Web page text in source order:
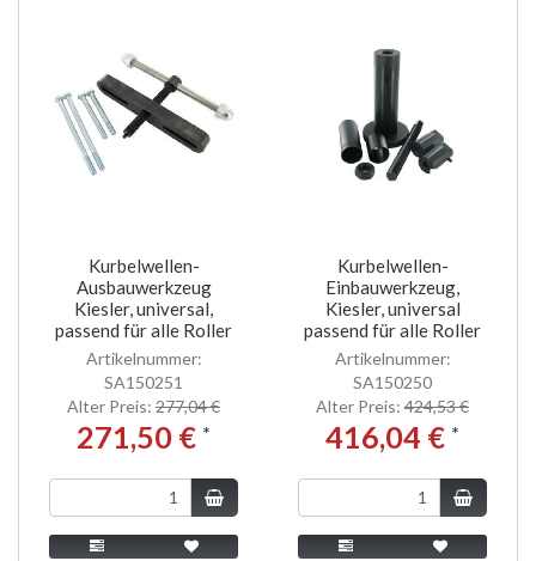
Kurbelwellen-
Ausbauwerkzeug
Kiesler, universal,
passend für alle Roller
Artikelnummer:
SA150251
Alter Preis: 277,04 €
271,50 € *
Kurbelwellen-
Einbauwerkzeug,
Kiesler, universal
passend für alle Roller
Artikelnummer:
SA150250
Alter Preis: 424,53 €
416,04 € *